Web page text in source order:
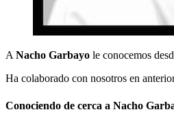
A Nacho Garbayo le conocemos
Ha colaborado con nosotros en
Conociendo de cerca a Nacho